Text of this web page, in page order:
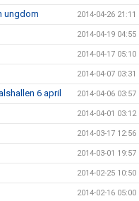
ungdom 2014-04-26 21:11
2014-04-19 04:55
2014-04-17 05:10
2014-04-07 03:31
6 april 2014-04-06 03:57
2014-04-01 03:12
2014-03-17 12:56
2014-03-01 19:57
2014-02-25 10:50
2014-02-16 05:00